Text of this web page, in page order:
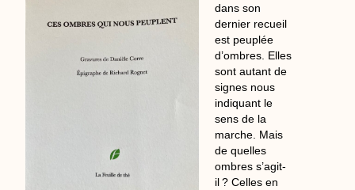
dans son
dernier recueil
est peuplée
d’ombres. Elles
sont autant de
signes nous
indiquant le
sens de la
marche. Mais
de quelles
ombres s’agit-
il ? Celles en